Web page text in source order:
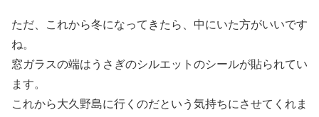
ただ、これから冬になってきたら、中にいた方がいいです
ね。
窓ガラスの端はうさぎのシルエットのシールが貼られてい
ます。
これから大久野島に行くのだという気持ちにさせてくれま